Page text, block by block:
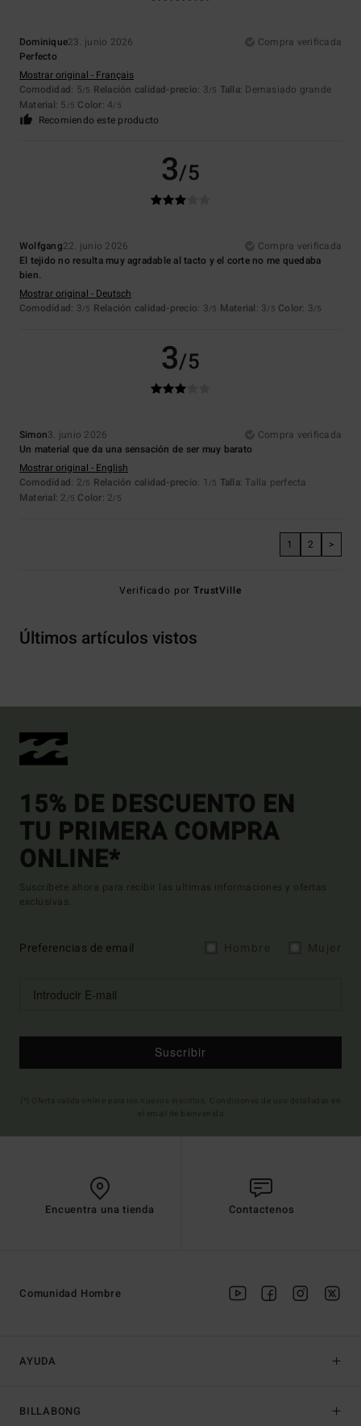
Dominique23. junio 2026
Compra verificada
Perfecto
Mostrar original - Français
Comodidad: 5/5 Relación calidad-precio: 3/5 Talla: Demasiado grande
Material: 5 /5 Color: 4/5
Recomiendo este producto
3/5
Wolfgang22. junio 2026
Compra verificada
El tejido no resulta muy agradable al tacto y el corte no me quedaba
bien.
Mostrar original - Deutsch
Comodidad: 3/5 Relación calidad-precio: 3/5 Material: 3/5 Color: 3/5
3/5
Simon3. junio 2026
Compra verificada
Un material que da una sensación de ser muy barato
Mostrar original - English
Comodidad: 2/5 Relación calidad-precio: 1 /5 Talla: Talla perfecta
Material: 2 /5 Color: 2/5
1 2 >
Verificado porTrustVille
Últimos artículos vistos
15% DE DESCUENTO EN
TU PRIMERA COMPRA
ONLINE*
Suscríbete ahora para recibir las ultimas informaciones y ofertas
exclusivas.
Preferencias de email
Suscribir
Encuentra una tienda Contactenos
AYUDA
BILLABONG
Comunidad Hombre